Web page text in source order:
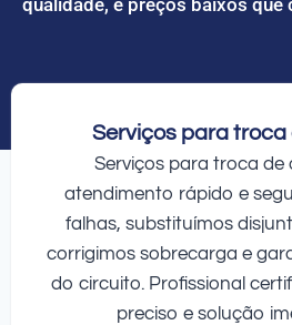
Serviços para troca
Serviços para troca de
atendimento rápido e
falhas, substituímos
corrigimos sobrecarga e
do circuito. Profissional
preciso e solução